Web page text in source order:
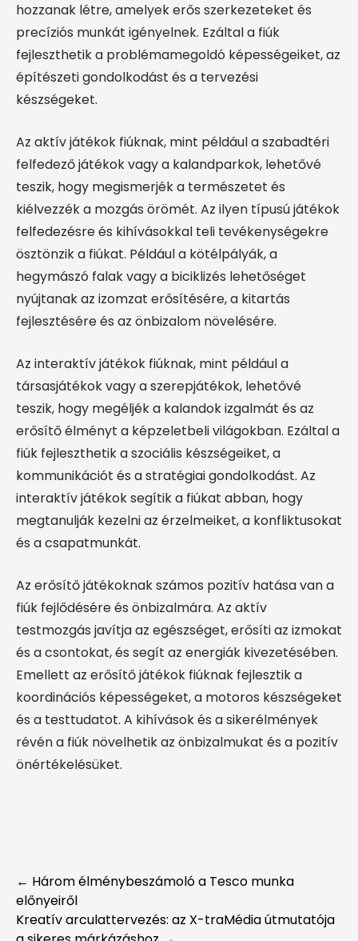
hozzanak létre, amelyek erős szerkezeteket és
precíziós munkát igényelnek. Ezáltal a fiúk
fejleszthetik a problémamegoldó képességeiket, az
építészeti gondolkodást és a tervezési
készségeket.
Az aktív játékok fiúknak, mint például a szabadtéri
felfedező játékok vagy a kalandparkok, lehetővé
teszik, hogy megismerjék a természetet és
kiélvezzék a mozgás örömét. Az ilyen típusú játékok
felfedezésre és kihívásokkal teli tevékenységekre
ösztönzik a fiúkat. Például a kötélpályák, a
hegymászó falak vagy a biciklizés lehetőséget
nyújtanak az izomzat erősítésére, a kitartás
fejlesztésére és az önbizalom növelésére.
Az interaktív játékok fiúknak, mint például a
társasjátékok vagy a szerepjátékok, lehetővé
teszik, hogy megéljék a kalandok izgalmát és az
erősítő élményt a képzeletbeli világokban. Ezáltal a
fiúk fejleszthetik a szociális készségeiket, a
kommunikációt és a stratégiai gondolkodást. Az
interaktív játékok segítik a fiúkat abban, hogy
megtanulják kezelni az érzelmeiket, a konfliktusokat
és a csapatmunkát.
Az erősítő játékoknak számos pozitív hatása van a
fiúk fejlődésére és önbizalmára. Az aktív
testmozgás javítja az egészséget, erősíti az izmokat
és a csontokat, és segít az energiák kivezetésében.
Emellett az erősítő játékok fiúknak fejlesztik a
koordinációs képességeket, a motoros készségeket
és a testtudatot. A kihívások és a sikerélmények
révén a fiúk növelhetik az önbizalmukat és a pozitív
önértékelésüket.
Post
navigation
← Három élménybeszámoló a Tesco munka
előnyeiről
Kreatív arculattervezés: az X-traMédia útmutatója